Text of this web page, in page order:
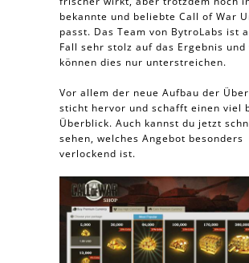
bekannte und beliebte Call of War
passt. Das Team von BytroLabs ist
Fall sehr stolz auf das Ergebnis und
können dies nur unterstreichen.
Vor allem der neue Aufbau der
sticht hervor und schafft einen viel
Überblick. Auch kannst du jetzt
sehen, welches Angebot besonders
verlockend ist.